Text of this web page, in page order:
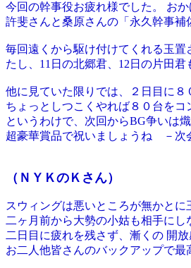
今回の幹事役お疲れ様でした。 お
許斐さんと桑原さんの「永久幹事補
毎回遠くから駆け付けてくれる玉置
たし、11日の北郷君、12日の片田
他に見ていた限りでは、２日目に
ちょっとしつこくやれば８０台をコ
というわけで、次回からBG争いは
超豪華賞品で祝いましょうね －次
（ＮＹＫのＫさん）
スウィングは悪いところが無かとに
二ヶ月前から大勢の小姑も相手にし
二日目に疲れを残さず、漸くの 開
お二人他皆さんのバックアップで最